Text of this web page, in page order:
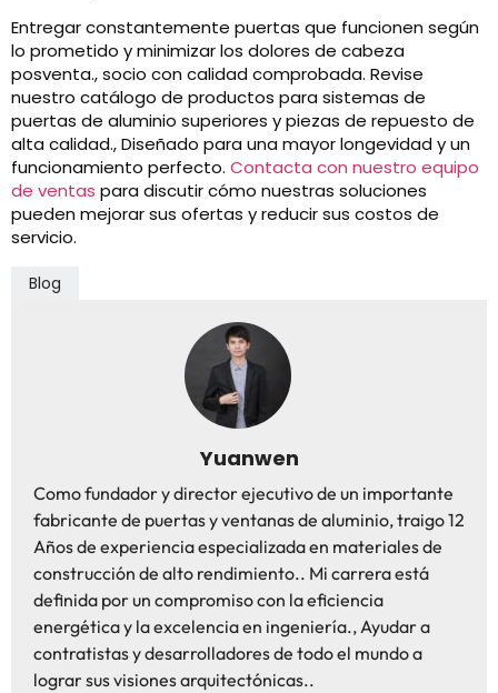
Entregar constantemente puertas que funcionen según
lo prometido y minimizar los dolores de cabeza
posventa., socio con calidad comprobada. Revise
nuestro catálogo de productos para sistemas de
puertas de aluminio superiores y piezas de repuesto de
alta calidad., Diseñado para una mayor longevidad y un
funcionamiento perfecto. Contacta con nuestro equipo
de ventas para discutir cómo nuestras soluciones
pueden mejorar sus ofertas y reducir sus costos de
servicio.
Blog
Yuanwen
Como fundador y director ejecutivo de un importante
fabricante de puertas y ventanas de aluminio, traigo 12
Años de experiencia especializada en materiales de
construcción de alto rendimiento.. Mi carrera está
definida por un compromiso con la eficiencia
energética y la excelencia en ingeniería., Ayudar a
contratistas y desarrolladores de todo el mundo a
lograr sus visiones arquitectónicas..